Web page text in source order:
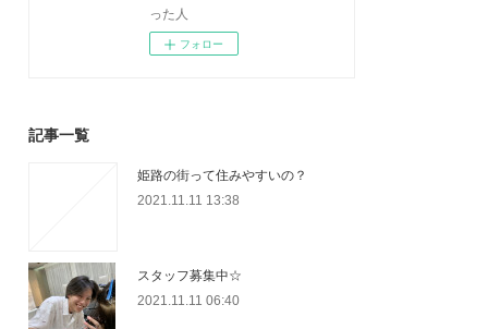
った人
フォロー
記事一覧
姫路の街って住みやすいの？
2021.11.11 13:38
スタッフ募集中☆
2021.11.11 06:40